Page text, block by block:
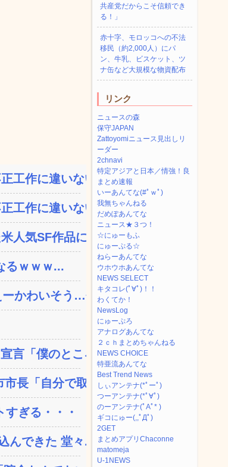
工作に違いない！...
工作に違いない！...
人気SF作品に絶...
るｗｗｗ...
ーかわいそう…会...
言「僕のところ...
市長「自分で取り...
ぎる・・・
んできた 堂々...
共産党だからこそ信頼でき
る！」
赤十字、モロッコへの不法
移民（約2,000人）にパ
ン、牛乳、ビスケット、ツ
ナ缶など大規模な物資配布
リンク
ニュースの森
保守JAPAN
Zattoyomiニュース見出しリ
ーダー
2chnavi
特定アジアと日本／情強！良
まとめ速報
いーあんてな(#ﾟｗﾟ)
我無ちゃんねる
だめぽあんてな
ニュース★３つ！
☆にゅーもふ
にゅーぷる☆
ねらーあんてな
ウホウホあんてな
NEWS SELECT
キタコレ(ﾟ∀ﾟ)！！
わくてか！
NewsLog
にゅーぷろ
アナログあんてな
２ｃｈまとめちゃんねる
NEWS CHOICE
特亜流あんてな
Best Trend News
しぃアンテナ(*ﾟーﾟ)
つーアンテナ(*ﾟ∀ﾟ)
のーアンテナ(ﾟAﾟ* )
ギコにゅー(,,ﾟДﾟ)
2GET
まとめアプリChaconne
matomeja
U-1NEWS